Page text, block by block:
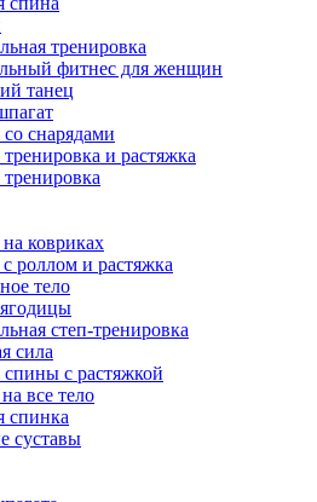
тренировка
фитнес для женщин
танец
снарядами
и растяжка
ковриках
роллом и растяжка
тело
степ-тренировка
сила
с растяжкой
все тело
спинка
суставы